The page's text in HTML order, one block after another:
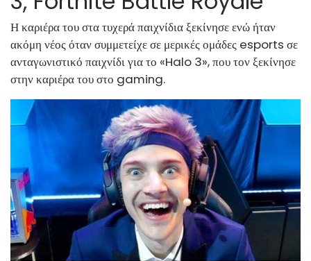
Η καριέρα του στα τυχερά παιχνίδια ξεκίνησε ενώ ήταν
ακόμη νέος όταν συμμετείχε σε μερικές ομάδες esports σε
ανταγωνιστικό παιχνίδι για το «Halo 3», που τον ξεκίνησε
στην καριέρα του στο gaming.